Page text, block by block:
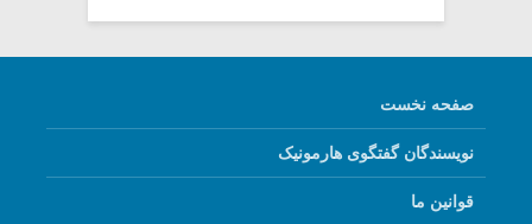
صفحه نخست
نویسندگان گفتگوی هارمونیک
قوانین ما